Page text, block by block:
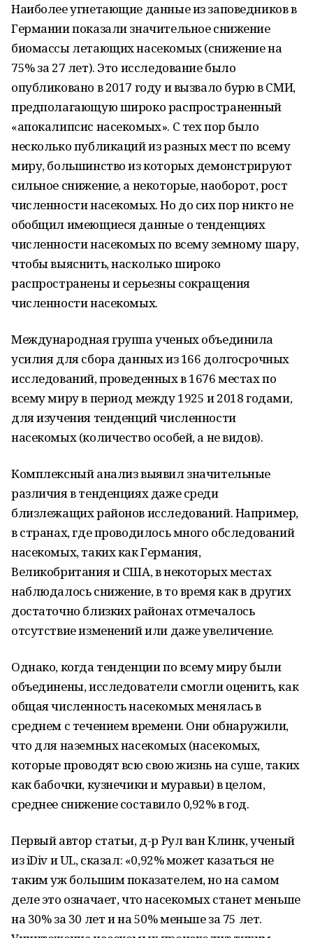
Наиболее угнетающие данные из заповедников в
Германии показали значительное снижение
биомассы летающих насекомых (снижение на
75% за 27 лет). Это исследование было
опубликовано в 2017 году и вызвало бурю в СМИ,
предполагающую широко распространенный
«апокалипсис насекомых». С тех пор было
несколько публикаций из разных мест по всему
миру, большинство из которых демонстрируют
сильное снижение, а некоторые, наоборот, рост
численности насекомых. Но до сих пор никто не
обобщил имеющиеся данные о тенденциях
численности насекомых по всему земному шару,
чтобы выяснить, насколько широко
распространены и серьезны сокращения
численности насекомых.
Международная группа ученых объединила
усилия для сбора данных из 166 долгосрочных
исследований, проведенных в 1676 местах по
всему миру в период между 1925 и 2018 годами,
для изучения тенденций численности
насекомых (количество особей, а не видов).
Комплексный анализ выявил значительные
различия в тенденциях даже среди
близлежащих районов исследований. Например,
в странах, где проводилось много обследований
насекомых, таких как Германия,
Великобритания и США, в некоторых местах
наблюдалось снижение, в то время как в других
достаточно близких районах отмечалось
отсутствие изменений или даже увеличение.
Однако, когда тенденции по всему миру были
объединены, исследователи смогли оценить, как
общая численность насекомых менялась в
среднем с течением времени. Они обнаружили,
что для наземных насекомых (насекомых,
которые проводят всю свою жизнь на суше, таких
как бабочки, кузнечики и муравьи) в целом,
среднее снижение составило 0,92% в год.
Первый автор статьи, д-р Рул ван Клинк, ученый
из iDiv и UL, сказал: «0,92% может казаться не
таким уж большим показателем, но на самом
деле это означает, что насекомых станет меньше
на 30% за 30 лет и на 50% меньше за 75 лет.